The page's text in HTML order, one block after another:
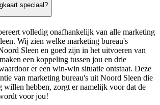
speciaal?
volledig onafhankelijk van alle marketing
Wij zien welke marketing bureau's
Sleen en goed zijn in het uitvoeren van
een koppeling tussen jou en drie
er een win-win situatie ontstaat. Deze
van marketing bureau's uit Noord Sleen die
willen hebben, zorgt er namelijk voor dat de
voor jou!